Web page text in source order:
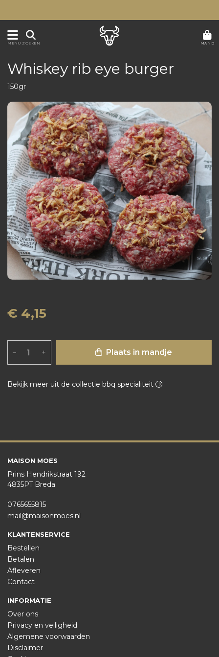
MENU ZOEKEN MAND
Whiskey rib eye burger
150gr
€ 4,15
– + Plaats in mandje
Bekijk meer uit de collectie bbq specialiteit
MAISON MOES
Prins Hendrikstraat 192
4835PT Breda
0765655815
mail@maisonmoes.nl
KLANTENSERVICE
Bestellen
Betalen
Afleveren
Contact
INFORMATIE
Over ons
Privacy en veiligheid
Algemene voorwaarden
Disclaimer